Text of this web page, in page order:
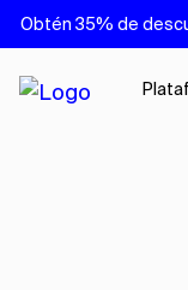
Obtén 35% de